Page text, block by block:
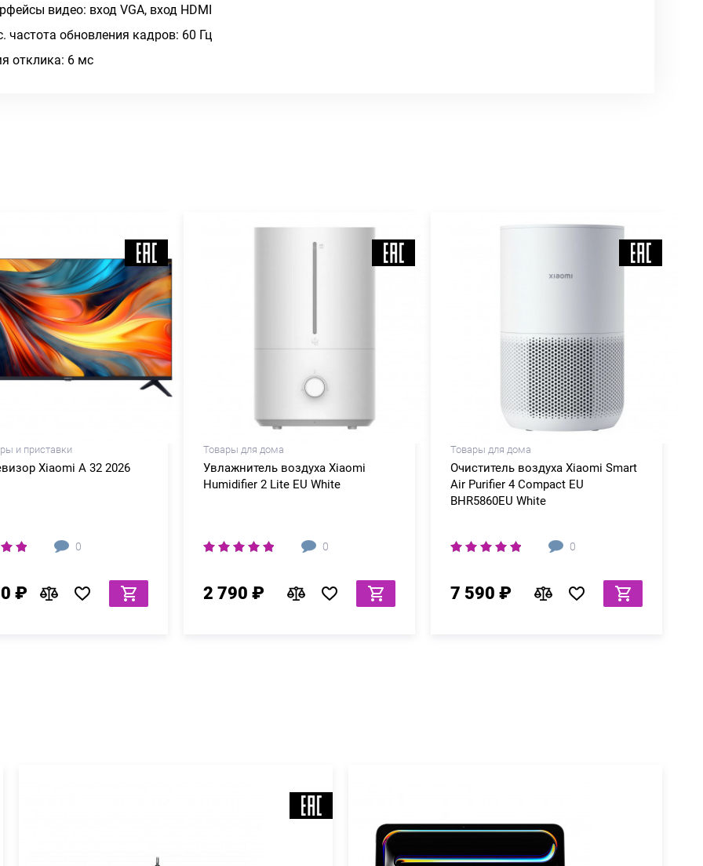
видео: вход VGA, вход HDMI
частота обновления кадров: 60 Гц
отклика: 6 мс
и приставки
Xiaomi A 32 2026
0
₽
Товары для дома
Увлажнитель воздуха Xiaomi
Humidifier 2 Lite EU White
0
2 790 ₽
Товары для дома
Очиститель воздуха Xiaomi Smart
Air Purifier 4 Compact EU
BHR5860EU White
0
7 590 ₽